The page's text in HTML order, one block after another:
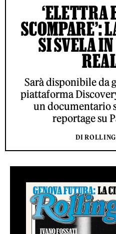
‘ELETTRA
SCOMPARE’:
SI SVELA
Sarà disponibile da
piattaforma
un documentario
reportage su
DI